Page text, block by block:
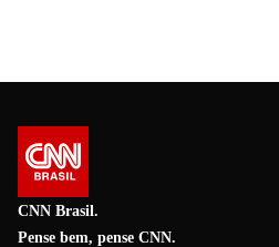
CNN Brasil.
Pense bem, pense CNN.